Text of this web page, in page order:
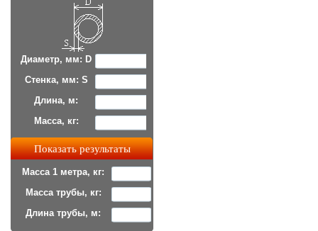
Диаметр, мм: D
Стенка, мм: S
Длина, м:
Масса, кг:
Масса 1 метра, кг:
Масса трубы, кг:
Длина трубы, м: